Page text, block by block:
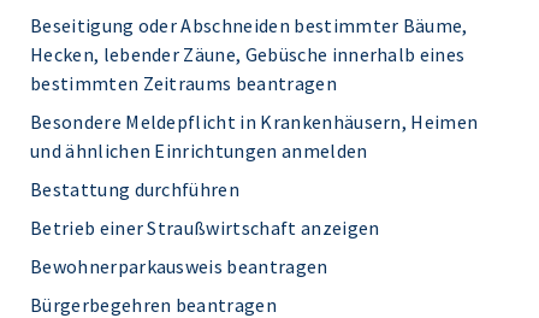
Beseitigung oder Abschneiden bestimmter Bäume,
Hecken, lebender Zäune, Gebüsche innerhalb eines
bestimmten Zeitraums beantragen
Besondere Meldepflicht in Krankenhäusern, Heimen
und ähnlichen Einrichtungen anmelden
Bestattung durchführen
Betrieb einer Straußwirtschaft anzeigen
Bewohnerparkausweis beantragen
Bürgerbegehren beantragen